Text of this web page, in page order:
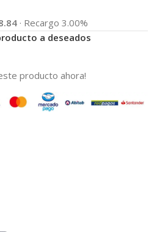
· Recargo 3.00%
a deseados
producto ahora!